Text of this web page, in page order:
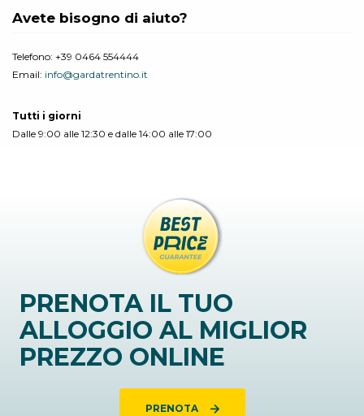
Avete bisogno di aiuto?
Telefono: +39 0464 554444
Email: info@gardatrentino.it
Tutti i giorni
Dalle 9:00 alle 12:30 e dalle 14:00 alle 17:00
PRENOTA IL TUO
ALLOGGIO AL MIGLIOR
PREZZO ONLINE
PRENOTA